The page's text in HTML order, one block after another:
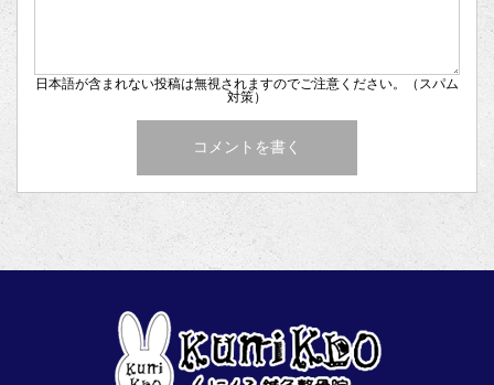
日本語が含まれない投稿は無視されますのでご注意ください。（スパム
対策）